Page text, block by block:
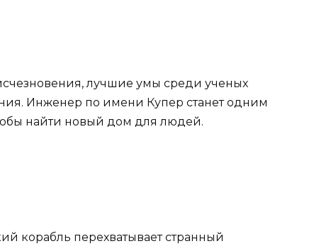
лучшие умы среди ученых
Инженер по имени Купер станет одним
найти новый дом для людей.
корабль перехватывает странный